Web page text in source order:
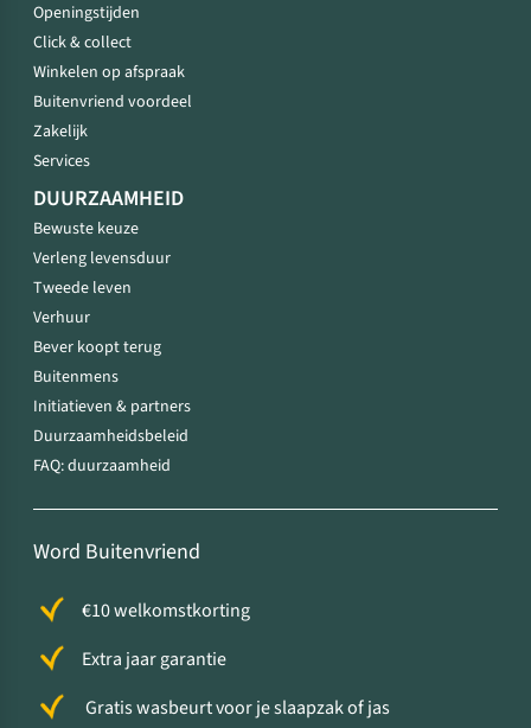
Openingstijden
Click & collect
Winkelen op afspraak
Buitenvriend voordeel
Zakelijk
Services
DUURZAAMHEID
Bewuste keuze
Verleng levensduur
Tweede leven
Verhuur
Bever koopt terug
Buitenmens
Initiatieven & partners
Duurzaamheidsbeleid
FAQ: duurzaamheid
Word Buitenvriend
€10 welkomstkorting
Extra jaar garantie
Gratis wasbeurt voor je slaapzak of jas